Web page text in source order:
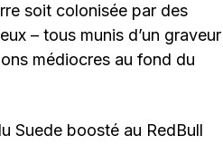
soit colonisée par des
– tous munis d’un graveur
médiocres au fond du
Suede boosté au RedBull